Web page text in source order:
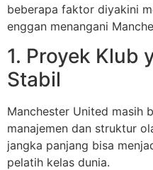
beberapa faktor diyakini
enggan menangani
1. Proyek Klub
Stabil
Manchester United masih
manajemen dan struktur
jangka panjang bisa
pelatih kelas dunia.